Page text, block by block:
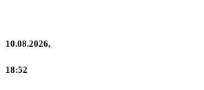
10.08.2026,
18:52